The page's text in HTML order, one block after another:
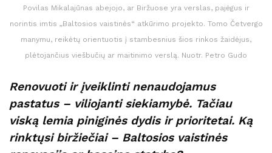
Povilas Mikalajūnas abejojo, ar Biržuose yra verslas, pajėgus ir
norintis imtis „Baltosios vaistinės“ atkūrimo projekto. Tomo Četvergo
manymu, reikėtų orientuotis į stambesnius šios rinkos žaidėjus,
plėtojančius viešbučių ar maitinimo verslą. Nuotr. Petro Gudo
Renovuoti ir įveiklinti nenaudojamus
pastatus – viliojanti siekiamybė. Tačiau
viską lemia piniginės dydis ir prioritetai. Ką
rinktųsi biržiečiai – Baltosios vaistinės